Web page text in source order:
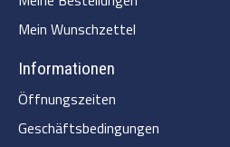
Mein Wunschzettel
Informationen
Öffnungszeiten
Geschäftsbedingungen